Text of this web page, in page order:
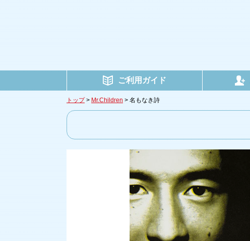
ご利用ガイド
トップ>Mr.Children> 名もなき詩